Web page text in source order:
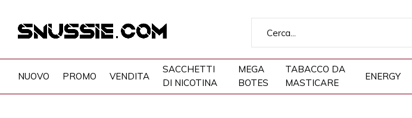
NUOVO PROMO VENDITA
SACCHETTI
DI NICOTINA
MEGA
BOTES
TABACCO DA
MASTICARE
ENERGY